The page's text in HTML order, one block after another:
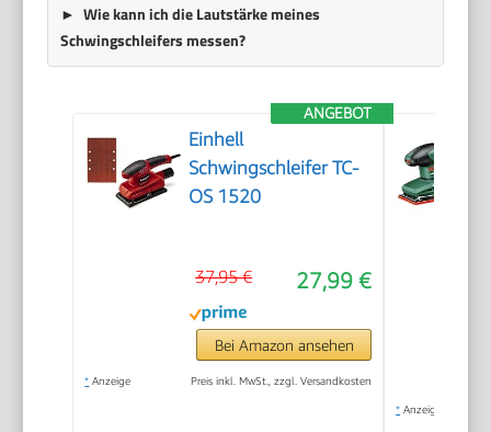
Wie kann ich die Lautstärke meines
Schwingschleifers messen?
ANGEBOT
Einhell
Schwingschleifer TC-
OS 1520
27,99 €
37,95 €
Bei Amazon ansehen
* Anzeige Preis inkl. MwSt., zzgl. Versandkosten
* Anzeige